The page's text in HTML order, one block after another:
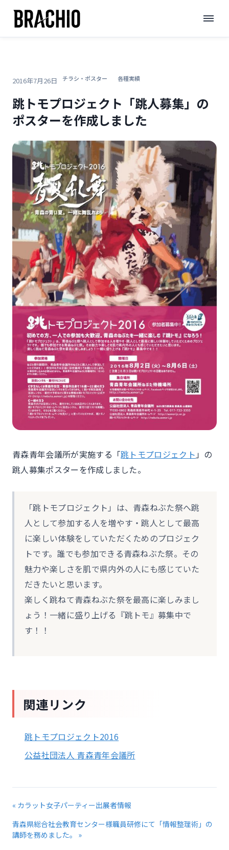
テ
TOP >ブログ>
跳トモプロジェクト「跳人募集」のポスターを作成しました
2016年7月26日 チラシ・ポスター 各種実績
跳トモプロジェクト「跳人募集」の
ポスターを作成しました
青森青年会議所が実施する「跳トモプロジェクト 」の
跳人募集ポスターを作成しました。
「跳トモプロジェクト」は、青森ねぶた祭へ跳
人として参加する人を増やす・跳人として最高
に楽しい体験をしていただくためのプロジェク
トです。誰でも参加できる青森ねぶた祭。その
魅力や楽しさを肌で県内外の人にも感じていた
だきたいと思います。
楽しく跳ねて青森ねぶた祭を最高に楽しみまし
ょう！一緒に盛り上げる『跳トモ』募集中で
す！！
関連リンク
跳トモプロジェクト2016
公益社団法人 青森青年会議所
« カラット女子パーティー出展者情報
青森県総合社会教育センター様職員研修にて「情報整理術」の
講師を務めました。 »